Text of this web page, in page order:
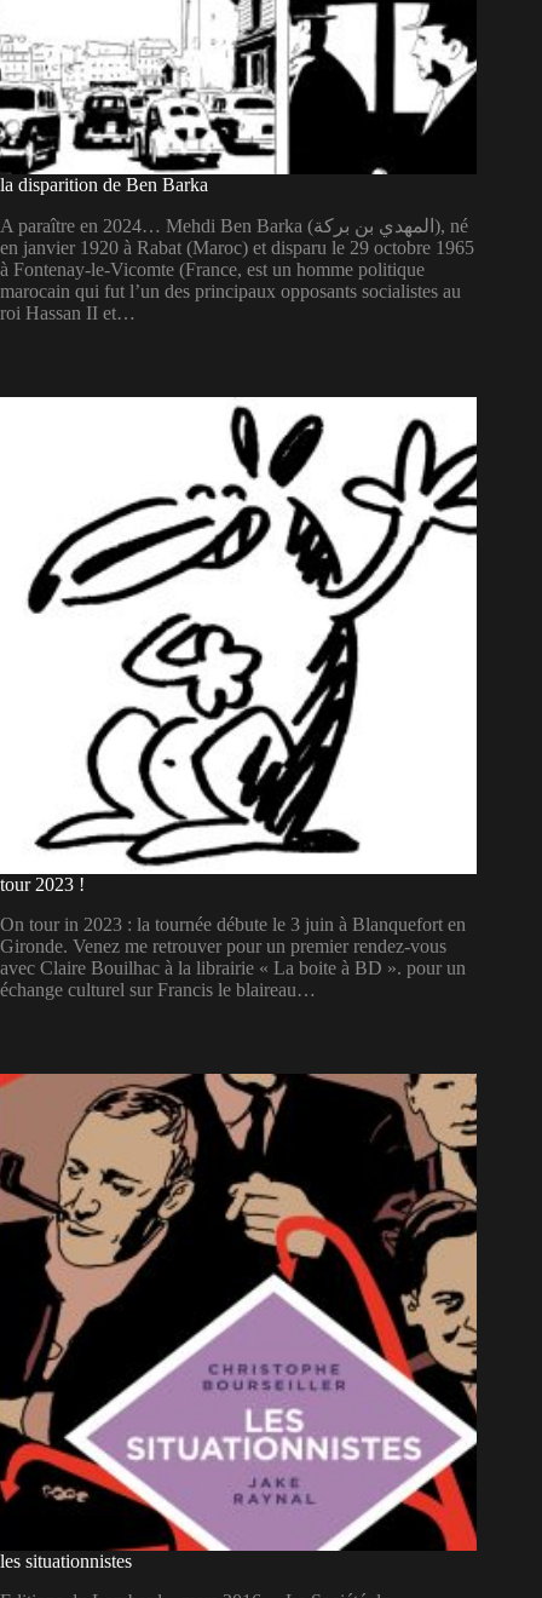
la disparition de Ben Barka
A paraître en 2024… Mehdi Ben Barka (المهدي بن بركة), né
en janvier 1920 à Rabat (Maroc) et disparu le 29 octobre 1965
à Fontenay-le-Vicomte (France, est un homme politique
marocain qui fut l’un des principaux opposants socialistes au
roi Hassan II et…
tour 2023 !
On tour in 2023 : la tournée débute le 3 juin à Blanquefort en
Gironde. Venez me retrouver pour un premier rendez-vous
avec Claire Bouilhac à la librairie « La boite à BD ». pour un
échange culturel sur Francis le blaireau…
les situationnistes